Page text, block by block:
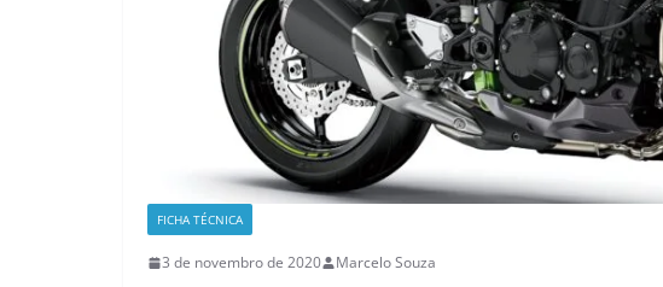
FICHA TÉCNICA
3 de novembro de 2020 Marcelo Souza